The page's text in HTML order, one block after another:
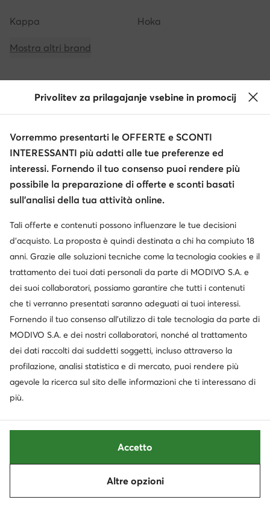
Kappa Hoka
Mostra altri brand
Ricevi informazioni su novità e promozioni
Iscriviti alla newsletter
Cambia paese: Italia (IT)
Scarica l'app
Servizio clienti
Chi siamo
Privolitev za prilagajanje vsebine in promocij
Vorremmo presentarti le OFFERTE e SCONTI
INTERESSANTI più adatti alle tue preferenze ed
interessi. Fornendo il tuo consenso puoi rendere più
possibile la preparazione di offerte e sconti basati
sull’analisi della tua attività online.
Tali offerte e contenuti possono influenzare le tue decisioni
d’acquisto. La proposta è quindi destinata a chi ha compiuto 18
anni. Grazie alle soluzioni tecniche come la tecnologia cookies e il
trattamento dei tuoi dati personali da parte di MODIVO S.A. e
dei suoi collaboratori, possiamo garantire che tutti i contenuti
che ti verranno presentati saranno adeguati ai tuoi interessi.
Fornendo il tuo consenso all’utilizzo di tale tecnologia da parte di
MODIVO S.A. e dei nostri collaboratori, nonché al trattamento
dei dati raccolti dai suddetti soggetti, incluso attraverso la
profilazione, analisi statistica e di mercato, puoi rendere più
agevole la ricerca sul sito delle informazioni che ti interessano di
più.
Altre opzioni
Accetto